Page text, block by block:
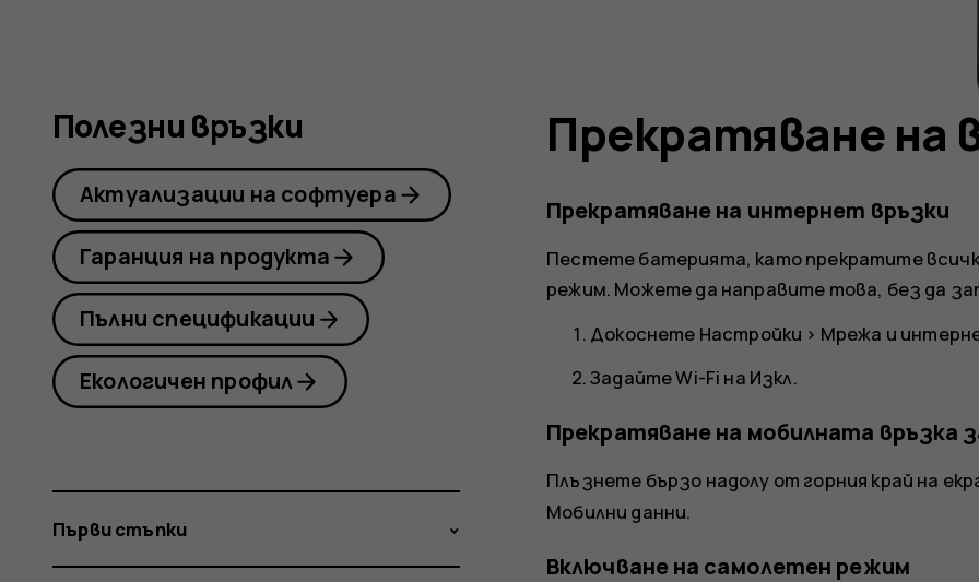
8.1 Прекратяване на
Прекратяване на интернет връзки
Пестете батерията, като прекратите
режим. Можете да направите това, без да
Докоснете Настройки > Мрежа и
ЗадайтеWi-Fi на Изкл.
Прекратяване на мобилната връзка
Плъзнете бързо надолу от горния край на
Мобилни данни.
Включване на самолетен режим
Полезни връзки
Актуализации на софтуера
Гаранция на продукта
Пълни спецификации
Екологичен профил
Първи стъпки